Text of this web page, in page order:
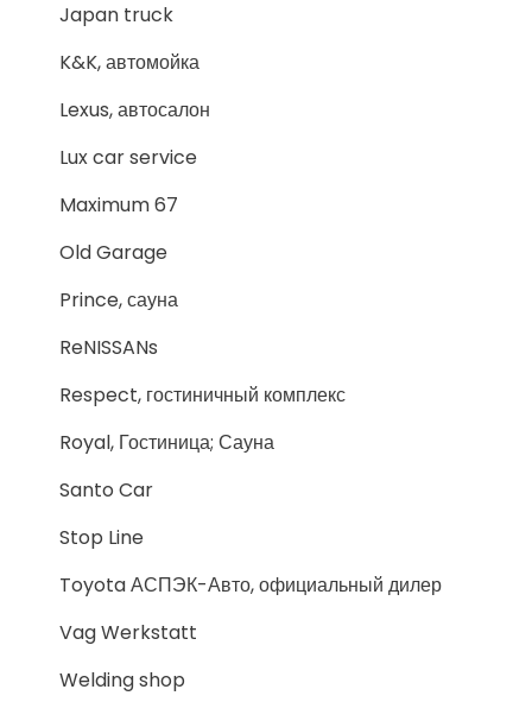
Japan truck
K&K, автомойка
Lexus, автосалон
Lux car service
Maximum 67
Old Garage
Prince, сауна
ReNISSANs
Respect, гостиничный комплекс
Royal, Гостиница; Сауна
Santo Car
Stop Line
Toyota АСПЭК-Авто, официальный дилер
Vag Werkstatt
Welding shop